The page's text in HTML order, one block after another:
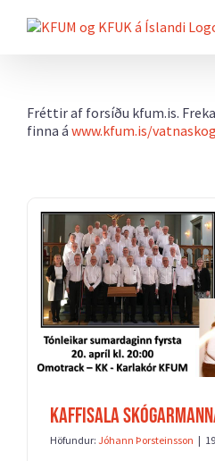
beint
Fréttir af forsíðu kfum.is.
finna á www.kfum.is/
Kaffisala
Höfundur: Jóhann Þorsteinsson |